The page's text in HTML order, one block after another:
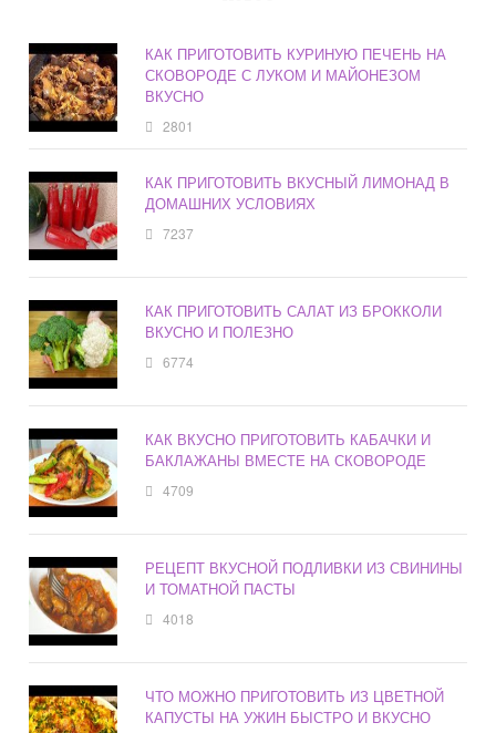
КАК ПРИГОТОВИТЬ КУРИНУЮ ПЕЧЕНЬ НА
СКОВОРОДЕ С ЛУКОМ И МАЙОНЕЗОМ
ВКУСНО
2801
КАК ПРИГОТОВИТЬ ВКУСНЫЙ ЛИМОНАД В
ДОМАШНИХ УСЛОВИЯХ
7237
КАК ПРИГОТОВИТЬ САЛАТ ИЗ БРОККОЛИ
ВКУСНО И ПОЛЕЗНО
6774
КАК ВКУСНО ПРИГОТОВИТЬ КАБАЧКИ И
БАКЛАЖАНЫ ВМЕСТЕ НА СКОВОРОДЕ
4709
РЕЦЕПТ ВКУСНОЙ ПОДЛИВКИ ИЗ СВИНИНЫ
И ТОМАТНОЙ ПАСТЫ
4018
ЧТО МОЖНО ПРИГОТОВИТЬ ИЗ ЦВЕТНОЙ
КАПУСТЫ НА УЖИН БЫСТРО И ВКУСНО